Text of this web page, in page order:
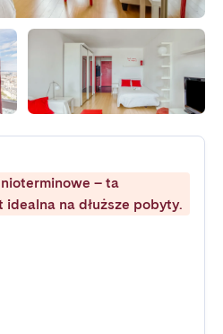
– ta
idealna na dłuższe pobyty.